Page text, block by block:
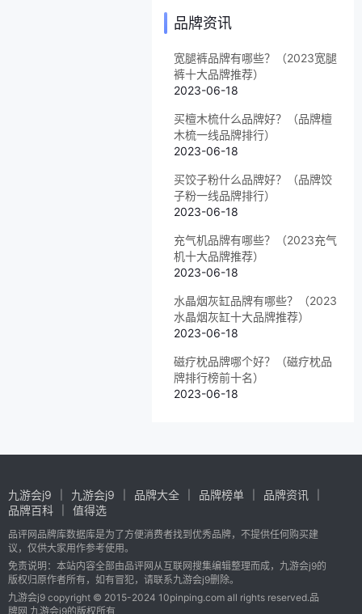
品牌资讯
宽腿裤品牌有哪些？（2023宽腿
裤十大品牌推荐）
2023-06-18
买檀木梳什么品牌好？（品牌檀
木梳一线品牌排行）
2023-06-18
买饺子粉什么品牌好？（品牌饺
子粉一线品牌排行）
2023-06-18
充气机品牌有哪些？（2023充气
机十大品牌推荐）
2023-06-18
水晶烟灰缸品牌有哪些？（2023
水晶烟灰缸十大品牌推荐）
2023-06-18
磁疗枕品牌哪个好？（磁疗枕品
牌排行榜前十名）
2023-06-18
九游会j9 九游会j9 品牌大全 品牌榜单
品牌资讯
品牌百科
值得选
品评网品牌库数据库是为了方便消费者找到优秀品牌，不提供任何购买建
议，仅供大家用作参考使用。
免责说明：本站内容全部由品评网从互联网搜集编辑整理而成，九游会j9的
版权归原作者所有，如有冒犯，请联系九游会j9删除。
九游会j9 copyright © 2015-2024 10pinping.com all rights reserved.品
牌网 九游会j9的版权所有